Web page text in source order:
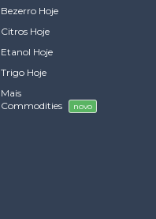
Bezerro Hoje
Citros Hoje
Etanol Hoje
Trigo Hoje
Mais
Commodities
novo